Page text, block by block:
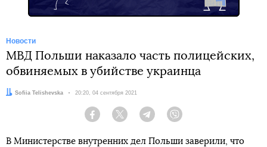
Новости
МВД Польши наказало часть полицейских,
обвиняемых в убийстве украинца
Автор:
Sofiia Telishevska Дата:
20:20, 04 сентября 2021
Facebook Twitter Telegram
В Министерстве внутренних дел Польши заверили, что